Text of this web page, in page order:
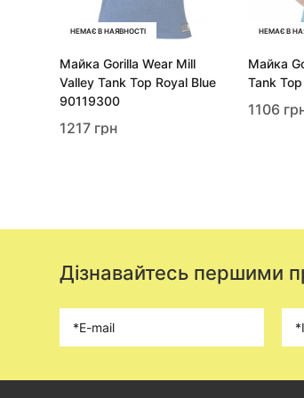
НЕМАЄ В НАЯВНОСТІ
Майка Gorilla Wear Mill
Valley Tank Top Royal Blue
90119300
1217 грн
НЕМАЄ В
Майка
Tank
1106
Дізнавайтесь першими